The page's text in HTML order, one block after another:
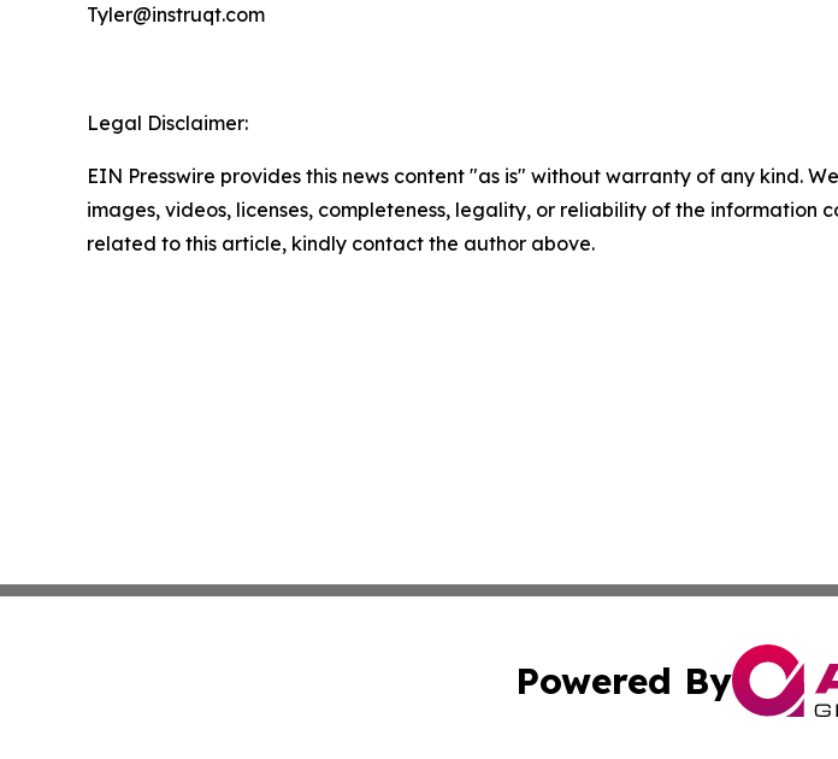
Tyler@instruqt.com
Legal Disclaimer:
EIN Presswire provides this news content "as is" without warranty of any kind.
images, videos, licenses, completeness, legality, or reliability of the
related to this article, kindly contact the author above.
Powered By